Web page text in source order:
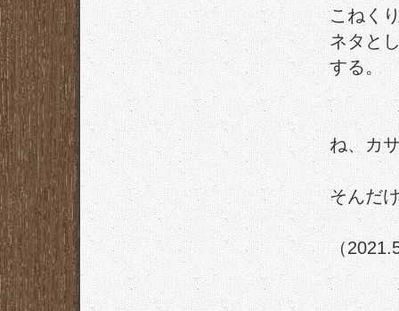
こねく
ネタと
する。
ね、カ
そんだ
（